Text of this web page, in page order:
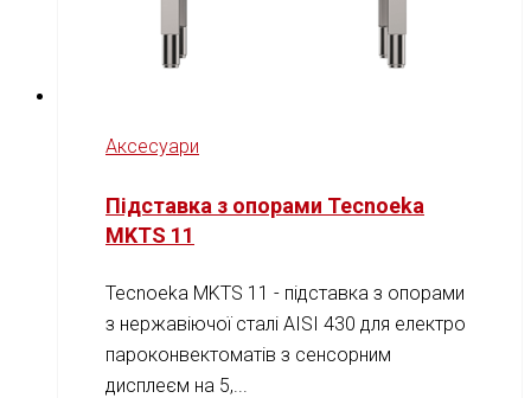
Аксесуари
Підставка з опорами Tecnoeka
MKTS 11
Tecnoeka MKTS 11 - підставка з опорами
з нержавіючої сталі AISI 430 для електро
пароконвектоматів з сенсорним
дисплеєм на 5,...